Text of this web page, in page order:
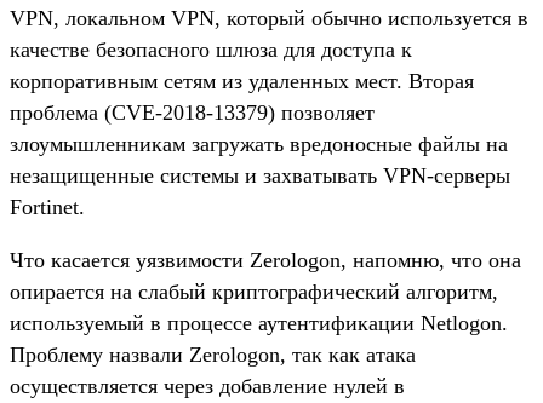
VPN, локальном VPN, который обычно используется в
качестве безопасного шлюза для доступа к
корпоративным сетям из удаленных мест. Вторая
проблема (CVE-2018-13379) позволяет
злоумышленникам загружать вредоносные файлы на
незащищенные системы и захватывать VPN-серверы
Fortinet.
Что касается уязвимости Zerologon, напомню, что она
опирается на слабый криптографический алгоритм,
используемый в процессе аутентификации Netlogon.
Проблему назвали Zerologon, так как атака
осуществляется через добавление нулей в